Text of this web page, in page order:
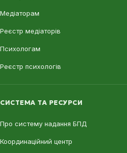
Медіаторам
Реєстр медіаторів
Психологам
Реєстр психологів
СИСТЕМА ТА РЕСУРСИ
Про систему надання БПД
Координаційний центр